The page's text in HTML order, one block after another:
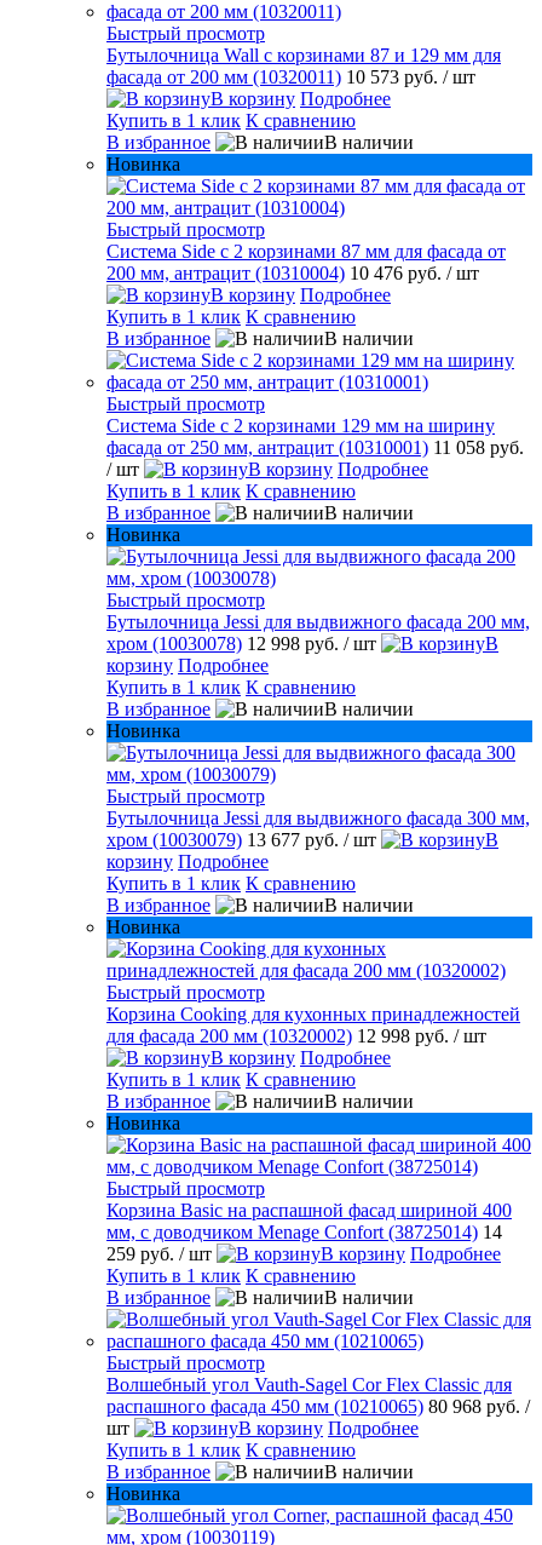
Быстрый просмотр
Бутылочница Wall с корзинами 87 и 129 мм для
фасада от 200 мм (10320011) 10 573 руб. / шт
В корзину Подробнее
Купить в 1 клик К сравнению
В избранное
В наличии
Новинка
Быстрый просмотр
Система Side с 2 корзинами 87 мм для фасада от
200 мм, антрацит (10310004) 10 476 руб. / шт
В корзину Подробнее
Купить в 1 клик К сравнению
В избранное
В наличии
Быстрый просмотр
Система Side c 2 корзинами 129 мм на ширину
фасада от 250 мм, антрацит (10310001) 11 058 руб.
/ шт
В корзину Подробнее
Купить в 1 клик К сравнению
В избранное
В наличии
Новинка
Быстрый просмотр
Бутылочница Jessi для выдвижного фасада 200 мм,
хром (10030078) 12 998 руб. / шт
В
корзину Подробнее
Купить в 1 клик К сравнению
В избранное
В наличии
Новинка
Быстрый просмотр
Бутылочница Jessi для выдвижного фасада 300 мм,
хром (10030079) 13 677 руб. / шт
В
корзину Подробнее
Купить в 1 клик К сравнению
В избранное
В наличии
Новинка
Быстрый просмотр
Корзина Cooking для кухонных принадлежностей
для фасада 200 мм (10320002) 12 998 руб. / шт
В корзину Подробнее
Купить в 1 клик К сравнению
В избранное
В наличии
Новинка
Быстрый просмотр
Корзина Basic на распашной фасад шириной 400
мм, с доводчиком Menage Confort (38725014) 14
259 руб. / шт В корзину Подробнее
Купить в 1 клик К сравнению
В избранное
В наличии
Быстрый просмотр
Волшебный угол Vauth-Sagel Cor Flex Classic для
распашного фасада 450 мм (10210065) 80 968 руб. /
шт
В корзину Подробнее
Купить в 1 клик К сравнению
В избранное
В наличии
Новинка